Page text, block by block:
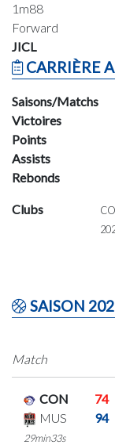
1m88
Forward
JICL
CARRIÈRE
Saisons/Matchs
Victoires
Points
Assists
Rebonds
Clubs
SAISON
Match
CON
74
MUS
94
29min33s